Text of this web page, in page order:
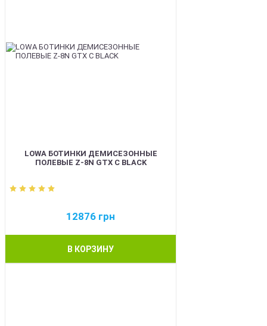
LOWA БОТИНКИ ДЕМИСЕЗОННЫЕ
ПОЛЕВЫЕ Z-8N GTX C BLACK
12876 грн
В КОРЗИНУ